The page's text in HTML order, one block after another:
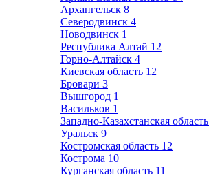
Архангельск 8
Северодвинск 4
Новодвинск 1
Республика Алтай 12
Горно-Алтайск 4
Киевская область 12
Бровари 3
Вышгород 1
Васильков 1
Западно-Казахстанская область
Уральск 9
Костромская область 12
Кострома 10
Курганская область 11